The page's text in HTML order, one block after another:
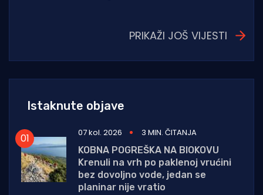
PRIKAŽI JOŠ VIJESTI
Istaknute objave
07 kol. 2026
3 MIN. ČITANJA
KOBNA POGREŠKA NA BIOKOVU
Krenuli na vrh po paklenoj vrućini
bez dovoljno vode, jedan se
planinar nije vratio